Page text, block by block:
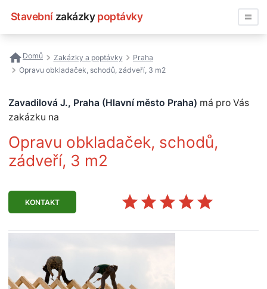
Stavební zakázky poptávky
Všechny zakázky
Nejčastější vyhledávání
Domů Zakázky a poptávky
Praha
Opravu obkladaček, schodů, zádveří, 3 m2
Zavadilová J., Praha (Hlavní město Praha) má pro Vás
zakázku na
Opravu obkladaček, schodů,
zádveří, 3 m2
KONTAKT